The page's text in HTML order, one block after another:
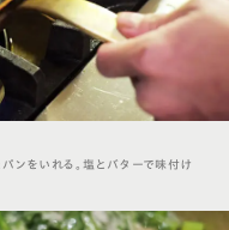
ンをいれる。塩とバターで味付け